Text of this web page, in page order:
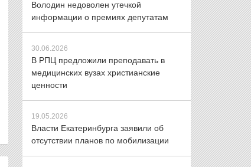
Володин недоволен утечкой
информации о премиях депутатам
30.06.2026
В РПЦ предложили преподавать в
медицинских вузах христианские
ценности
19.05.2026
Власти Екатеринбурга заявили об
отсутствии планов по мобилизации